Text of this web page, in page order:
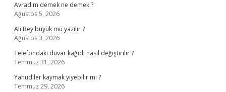
Avradım demek ne demek ?
Ağustos 5, 2026
Ali Bey büyük mü yazılır ?
Ağustos 3, 2026
Telefondaki duvar kağıdı nasıl değiştirilir ?
Temmuz 31, 2026
Yahudiler kaymak yiyebilir mi ?
Temmuz 29, 2026